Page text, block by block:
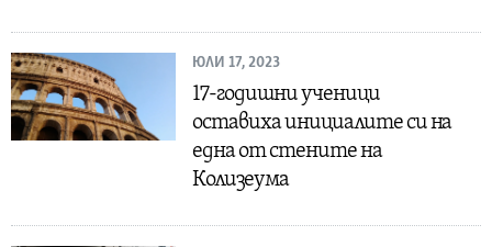
ЮЛИ 17, 2023
17-годишни ученици
оставиха инициалите си на
една от стените на
Колизеума